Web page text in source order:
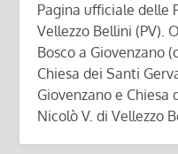
Pagina ufficiale delle
Vellezzo Bellini (PV).
Bosco a Giovenzano
Chiesa dei Santi
Giovenzano e Chiesa
Nicolò V. di Vellezzo